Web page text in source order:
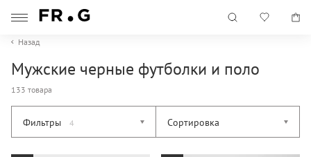
Назад
Мужские черные футболки и поло
133 товара
Фильтры 4 Сортировка